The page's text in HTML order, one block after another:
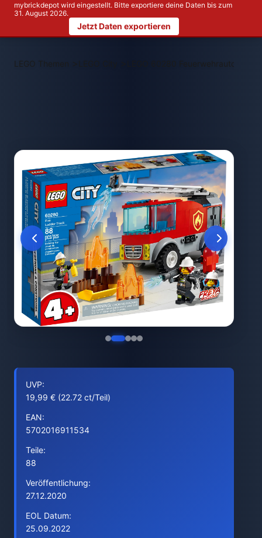
mybrickdepot wird eingestellt. Bitte exportiere deine Daten bis zum
31. August 2026.
Jetzt Daten exportieren
LEGO Themen > LEGO 60280 Feuerwehrauto
UVP:
19,99 € (22.72 ct/Teil)
EAN:
5702016911534
Teile:
88
Veröffentlichung:
27.12.2020
EOL Datum:
25.09.2022